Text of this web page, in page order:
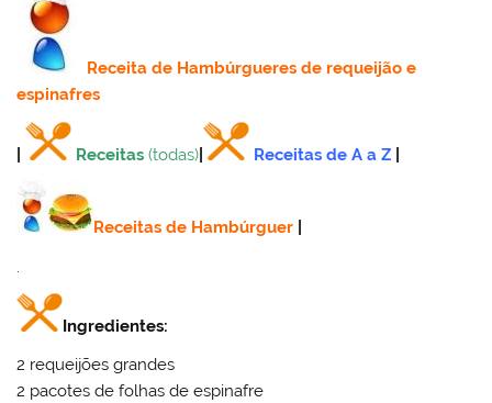
Receitade Hambúrgueres de requeijão e
espinafres
Receitas (todas) Receitas de A a Z
Receitas de Hambúrguer
Ingredientes:
2 requeijões grandes
2 pacotes de folhas de espinafre